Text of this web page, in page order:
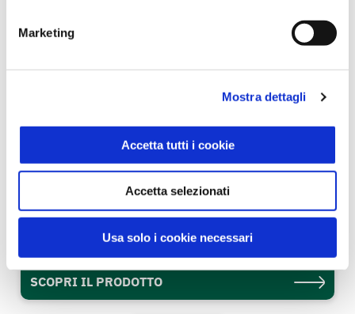
Marketing
Mostra dettagli
Accetta tutti i cookie
Accetta selezionati
Usa solo i cookie necessari
Salame Felino IGP 0,080 kg
Gusto & Passione
SCOPRI IL PRODOTTO